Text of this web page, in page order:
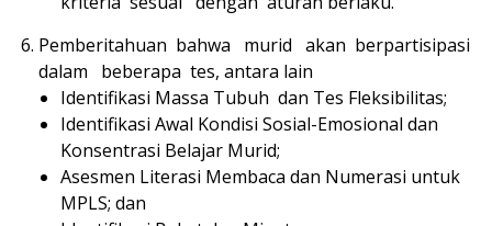
Pemberitahuan bahwa murid akan berpartisipasi
dalam beberapa tes, antara lain
Identifikasi Massa Tubuh dan Tes Fleksibilitas;
Identifikasi Awal Kondisi Sosial-Emosional dan
Konsentrasi Belajar Murid;
Asesmen Literasi Membaca dan Numerasi untuk
MPLS; dan